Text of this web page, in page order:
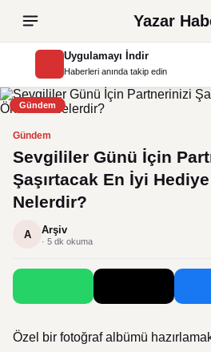
Yazar
Uygulamayı İndir
Haberleri anında takip edin
Gündem
Gündem
Sevgililer Günü İçin
Şaşırtacak En İyi
Nelerdir?
A Arşiv
· 5 dk okuma
Özel bir fotoğraf albümü